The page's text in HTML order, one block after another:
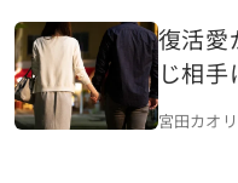
復活愛
じ相手
を探る
宮田カオリ